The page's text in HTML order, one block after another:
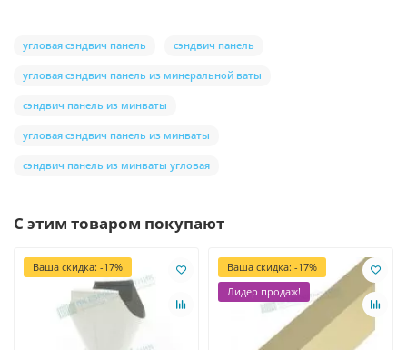
угловая сэндвич панель сэндвич панель
угловая сэндвич панель из минеральной ваты
сэндвич панель из минваты
угловая сэндвич панель из минваты
сэндвич панель из минваты угловая
С этим товаром покупают
Ваша скидка: -17%
Ваша скидка: -17%
Лидер продаж!